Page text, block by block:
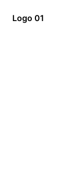
Logo 01